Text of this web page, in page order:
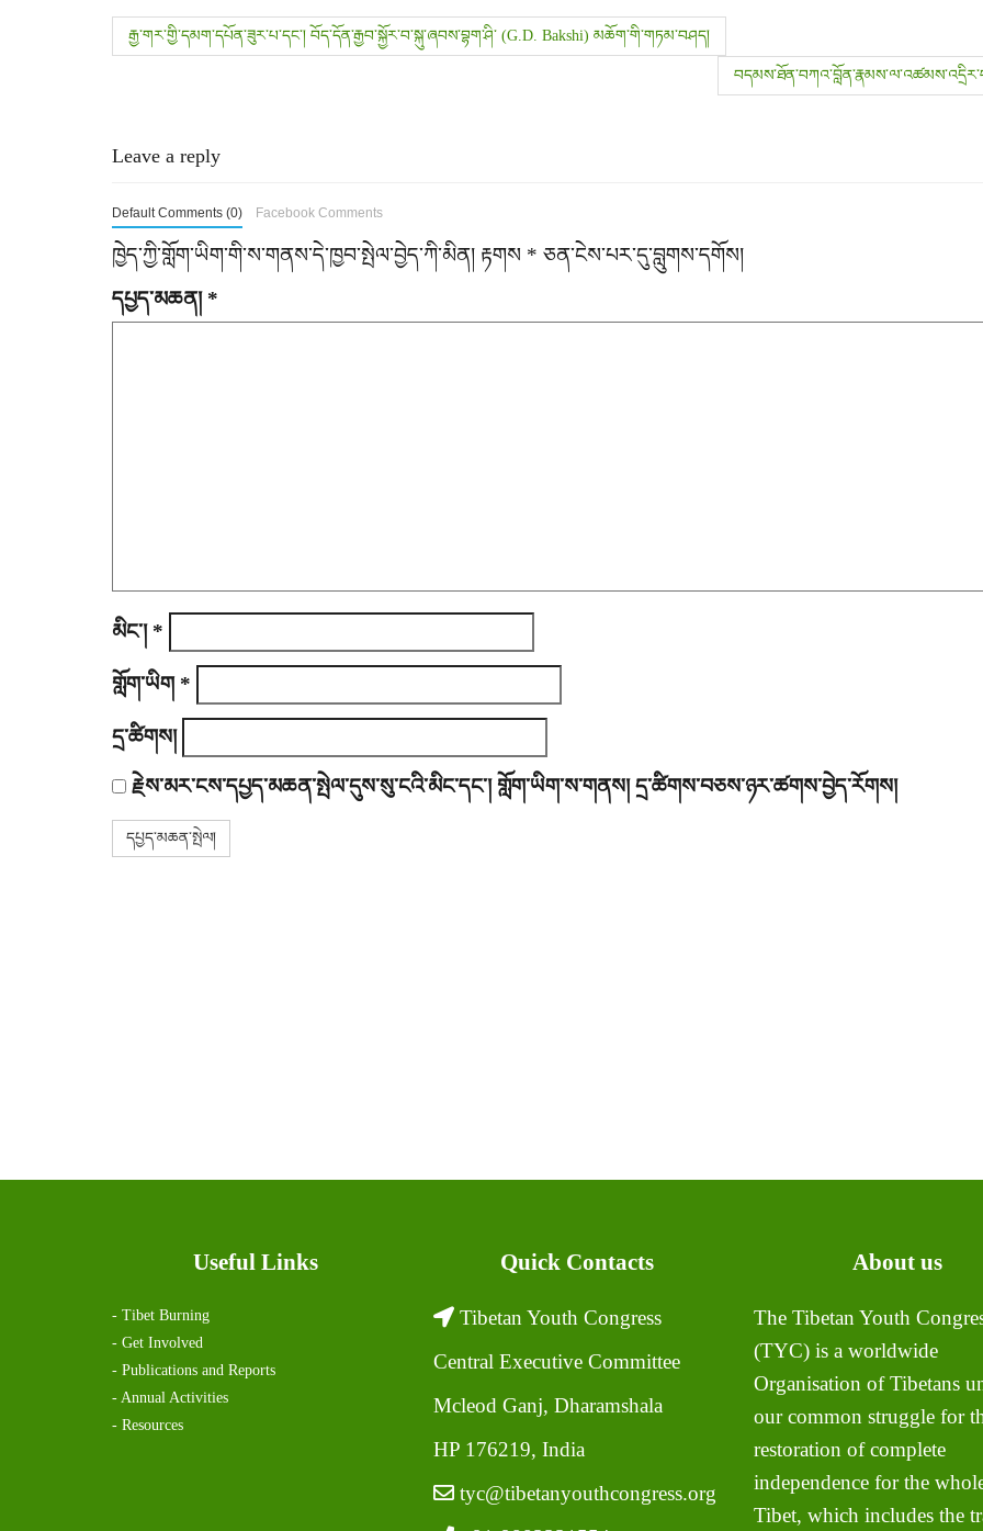
P
t
n
a
v
n
རྒྱ་གར་གྱི་དམག་དཔོན་ཟུར་པ་དང་། བོད་དོན་རྒྱབ་སྐྱོར་བ་སྐུ་ཞབས་བྷག་ཤི་ (G.D. Bakshi) མཆོག་གི་གཏམ་བཤད།
Leave a reply
Default Comments (0) Facebook Comments
ཁྱེད་ཀྱི་གློག་ཡིག་གི་ས་གནས་དེ་ཁྱབ་སྤེལ་བྱེད་ཀི་མིན། རྟགས * ཅན་ངེས་པར་དུ་བླུགས་དགོས།
དཔྱད་མཆན། *
མིང་། *
གློག་ཡིག *
དྲ་ཚིགས།
རྗེས་མར་ངས་དཔྱད་མཆན་སྤེལ་དུས་སུ་ངའི་མིང་དང་། གློག་ཡིག་ས་གནས། དྲ་ཚིགས་བཅས་ཉར་ཚགས་བྱེད་རོགས།
Useful Links
- Tibet Burning
- Get Involved
- Publications and Reports
- Annual Activities
- Resources
Quick Contacts
Tibetan Youth Congress
Central Executive Committee
Mcleod Ganj, Dharamshala
HP 176219, India
tyc@tibetanyouthcongress.org
About us
The Tibetan Youth
(TYC) is a worldwide
Organisation of Tibetans
our common struggle for
restoration of complete
independence for the
Tibet, which includes the